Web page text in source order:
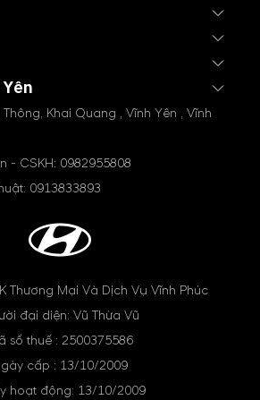
Khai Quang , Vĩnh Yên , Vĩnh
- CSKH: 0982955808
0913833893
Thương Mại Và Dịch Vụ Vĩnh Phúc
đại diện: Vũ Thừa Vũ
số thuế : 2500375586
cấp : 13/10/2009
hoạt động: 13/10/2009